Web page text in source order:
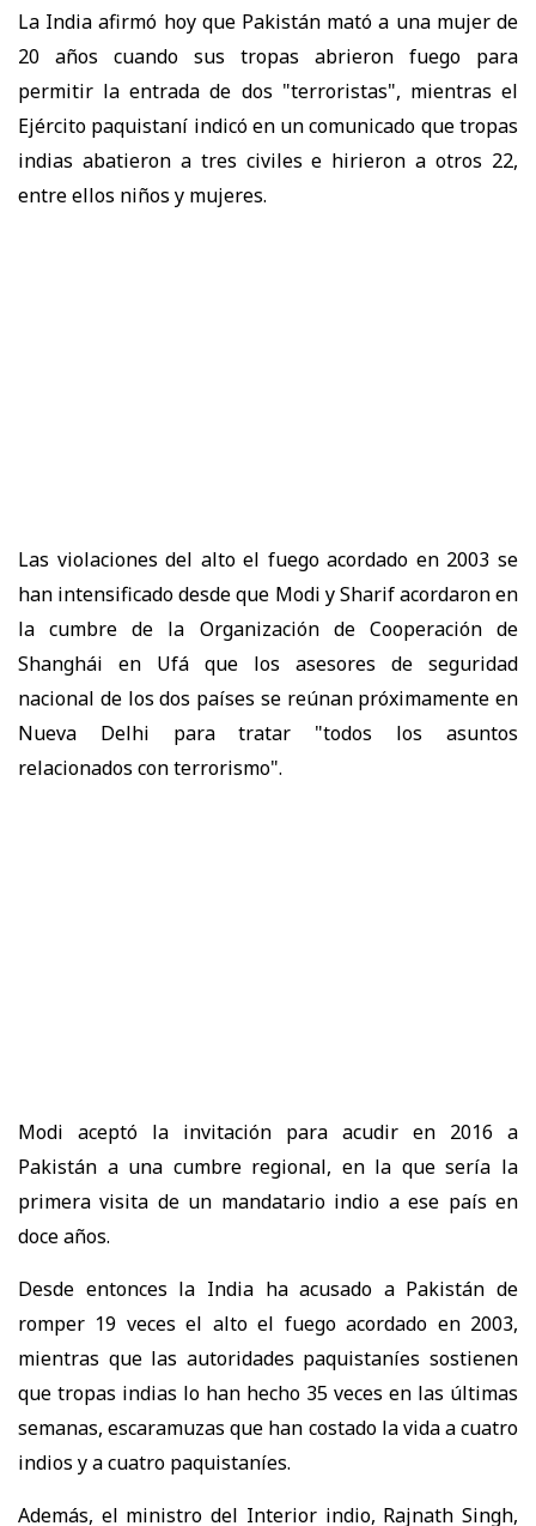
La India afirmó hoy que Pakistán mató a una mujer de
20 años cuando sus tropas abrieron fuego para
permitir la entrada de dos "terroristas", mientras el
Ejército paquistaní indicó en un comunicado que tropas
indias abatieron a tres civiles e hirieron a otros 22,
entre ellos niños y mujeres.
Las violaciones del alto el fuego acordado en 2003 se
han intensificado desde que Modi y Sharif acordaron en
la cumbre de la Organización de Cooperación de
Shanghái en Ufá que los asesores de seguridad
nacional de los dos países se reúnan próximamente en
Nueva Delhi para tratar "todos los asuntos
relacionados con terrorismo".
Modi aceptó la invitación para acudir en 2016 a
Pakistán a una cumbre regional, en la que sería la
primera visita de un mandatario indio a ese país en
doce años.
Desde entonces la India ha acusado a Pakistán de
romper 19 veces el alto el fuego acordado en 2003,
mientras que las autoridades paquistaníes sostienen
que tropas indias lo han hecho 35 veces en las últimas
semanas, escaramuzas que han costado la vida a cuatro
indios y a cuatro paquistaníes.
Además, el ministro del Interior indio, Rajnath Singh,